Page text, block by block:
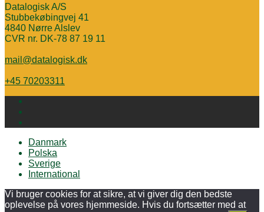
Datalogisk A/S
Stubbekøbingvej 41
4840 Nørre Alslev
CVR nr. DK-78 87 19 11
mail@datalogisk.dk
+45 70203311
Danmark
Polska
Sverige
International
Vi bruger cookies for at sikre, at vi giver dig den bedste
oplevelse på vores hjemmeside. Hvis du fortsætter med at